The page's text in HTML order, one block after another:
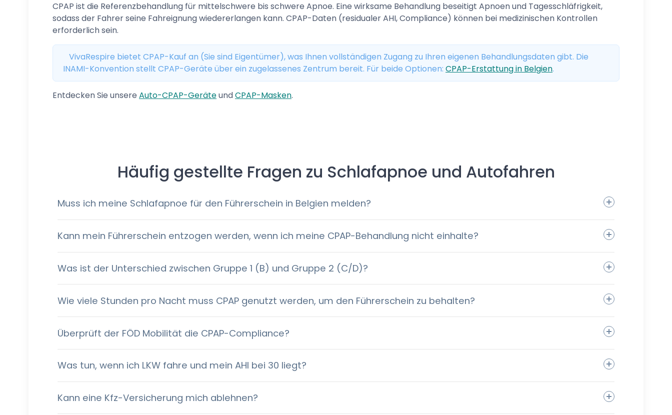
CPAP ist die Referenzbehandlung für mittelschwere bis schwere Apnoe. Eine wirksame Behandlung beseitigt Apnoen und Tagesschläfrigkeit,
sodass der Fahrer seine Fahreignung wiedererlangen kann. CPAP-Daten (residualer AHI, Compliance) können bei medizinischen Kontrollen
erforderlich sein.
VivaRespire bietet CPAP-Kauf an (Sie sind Eigentümer), was Ihnen vollständigen Zugang zu Ihren eigenen Behandlungsdaten gibt. Die
INAMI-Konvention stellt CPAP-Geräte über ein zugelassenes Zentrum bereit. Für beide Optionen: CPAP-Erstattung in Belgien.
Entdecken Sie unsere Auto-CPAP-GeräteundCPAP-Masken.
Häufig gestellte Fragen zu Schlafapnoe und Autofahren
Muss ich meine Schlafapnoe für den Führerschein in Belgien melden?
Kann mein Führerschein entzogen werden, wenn ich meine CPAP-Behandlung nicht einhalte?
Was ist der Unterschied zwischen Gruppe 1 (B) und Gruppe 2 (C/D)?
Wie viele Stunden pro Nacht muss CPAP genutzt werden, um den Führerschein zu behalten?
Überprüft der FÖD Mobilität die CPAP-Compliance?
Was tun, wenn ich LKW fahre und mein AHI bei 30 liegt?
Kann eine Kfz-Versicherung mich ablehnen?